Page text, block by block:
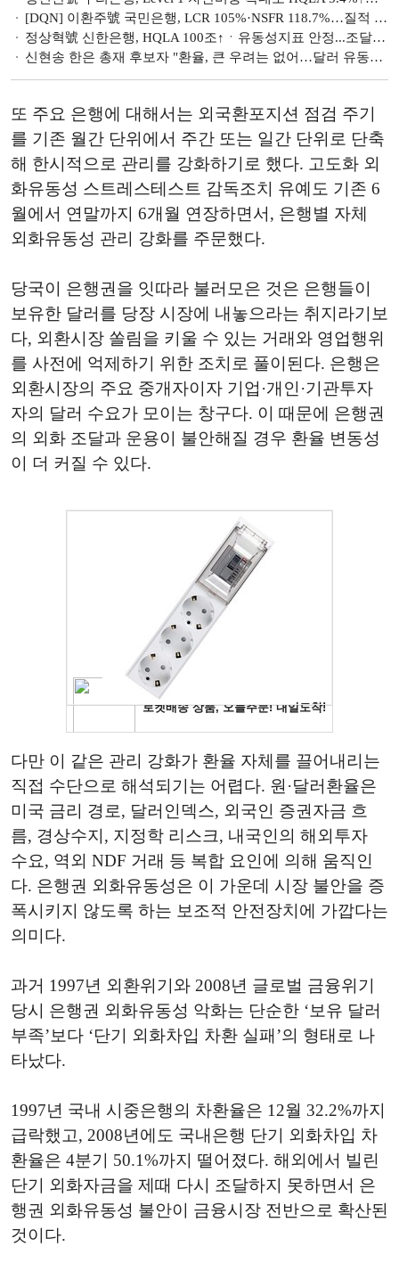
[DQN] 이환주號 국민은행, LCR 105%·NSFR 118.7%…질적 개선까지 성공 [은행 유동성 점검]
정상혁號 신한은행, HQLA 100조↑ㆍ유동성지표 안정...조달구조 개선 ‘과제’ [은행권 유동성 점검]
신현송 한은 총재 후보자 "환율, 큰 우려는 없어…달러 유동성 양호"
또 주요 은행에 대해서는 외국환포지션 점검 주기
를 기존 월간 단위에서 주간 또는 일간 단위로 단축
해 한시적으로 관리를 강화하기로 했다. 고도화 외
화유동성 스트레스테스트 감독조치 유예도 기존 6
월에서 연말까지 6개월 연장하면서, 은행별 자체
외화유동성 관리 강화를 주문했다.
당국이 은행권을 잇따라 불러모은 것은 은행들이
보유한 달러를 당장 시장에 내놓으라는 취지라기보
다, 외환시장 쏠림을 키울 수 있는 거래와 영업행위
를 사전에 억제하기 위한 조치로 풀이된다. 은행은
외환시장의 주요 중개자이자 기업·개인·기관투자
자의 달러 수요가 모이는 창구다. 이 때문에 은행권
의 외화 조달과 운용이 불안해질 경우 환율 변동성
이 더 커질 수 있다.
다만 이 같은 관리 강화가 환율 자체를 끌어내리는
직접 수단으로 해석되기는 어렵다. 원·달러환율은
미국 금리 경로, 달러인덱스, 외국인 증권자금 흐
름, 경상수지, 지정학 리스크, 내국인의 해외투자
수요, 역외 NDF 거래 등 복합 요인에 의해 움직인
다. 은행권 외화유동성은 이 가운데 시장 불안을 증
폭시키지 않도록 하는 보조적 안전장치에 가깝다는
의미다.
과거 1997년 외환위기와 2008년 글로벌 금융위기
당시 은행권 외화유동성 악화는 단순한 ‘보유 달러
부족’보다 ‘단기 외화차입 차환 실패’의 형태로 나
타났다.
1997년 국내 시중은행의 차환율은 12월 32.2%까지
급락했고, 2008년에도 국내은행 단기 외화차입 차
환율은 4분기 50.1%까지 떨어졌다. 해외에서 빌린
단기 외화자금을 제때 다시 조달하지 못하면서 은
행권 외화유동성 불안이 금융시장 전반으로 확산된
것이다.